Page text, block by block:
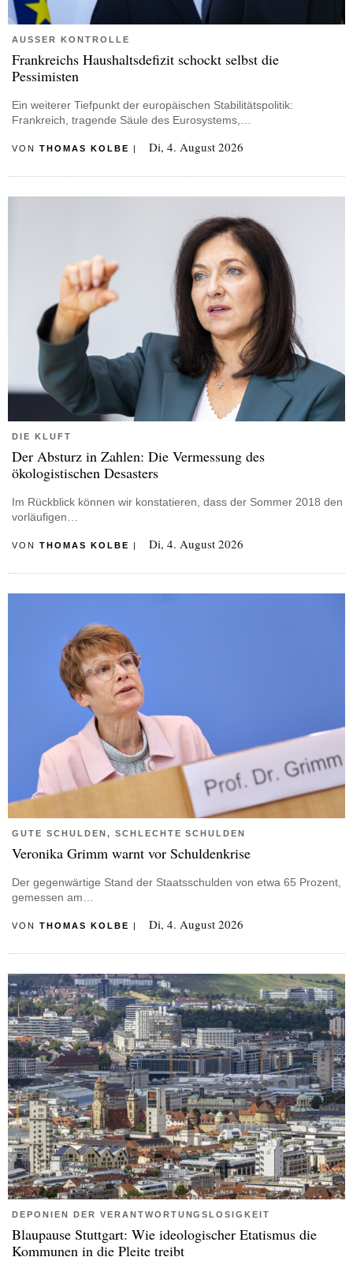
AUSSER KONTROLLE
Frankreichs Haushaltsdefizit schockt selbst die
Pessimisten
Ein weiterer Tiefpunkt der europäischen Stabilitätspolitik:
Frankreich, tragende Säule des Eurosystems,…
VON THOMAS KOLBE | Di, 4. August 2026
DIE KLUFT
Der Absturz in Zahlen: Die Vermessung des
ökologistischen Desasters
Im Rückblick können wir konstatieren, dass der Sommer 2018 den
vorläufigen…
VON THOMAS KOLBE | Di, 4. August 2026
GUTE SCHULDEN, SCHLECHTE SCHULDEN
Veronika Grimm warnt vor Schuldenkrise
Der gegenwärtige Stand der Staatsschulden von etwa 65 Prozent,
gemessen am…
VON THOMAS KOLBE | Di, 4. August 2026
DEPONIEN DER VERANTWORTUNGSLOSIGKEIT
Blaupause Stuttgart: Wie ideologischer Etatismus die
Kommunen in die Pleite treibt